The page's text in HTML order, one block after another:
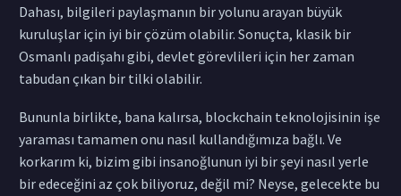
Dahası, bilgileri paylaşmanın bir yolunu arayan büyük
kuruluşlar için iyi bir çözüm olabilir. Sonuçta, klasik bir
Osmanlı padişahı gibi, devlet görevlileri için her zaman
tabudan çıkan bir tilki olabilir.
Bununla birlikte, bana kalırsa, blockchain teknolojisinin işe
yaraması tamamen onu nasıl kullandığımıza bağlı. Ve
korkarım ki, bizim gibi insanoğlunun iyi bir şeyi nasıl yerle
bir edeceğini az çok biliyoruz, değil mi? Neyse, gelecekte bu